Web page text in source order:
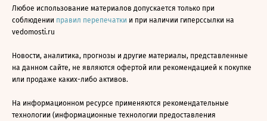
Любое использование материалов допускается только при
соблюдении правил перепечатки и при наличии гиперссылки на
vedomosti.ru
Новости, аналитика, прогнозы и другие материалы, представленные
на данном сайте, не являются офертой или рекомендацией к покупке
или продаже каких-либо активов.
На информационном ресурсе применяются рекомендательные
технологии (информационные технологии предоставления